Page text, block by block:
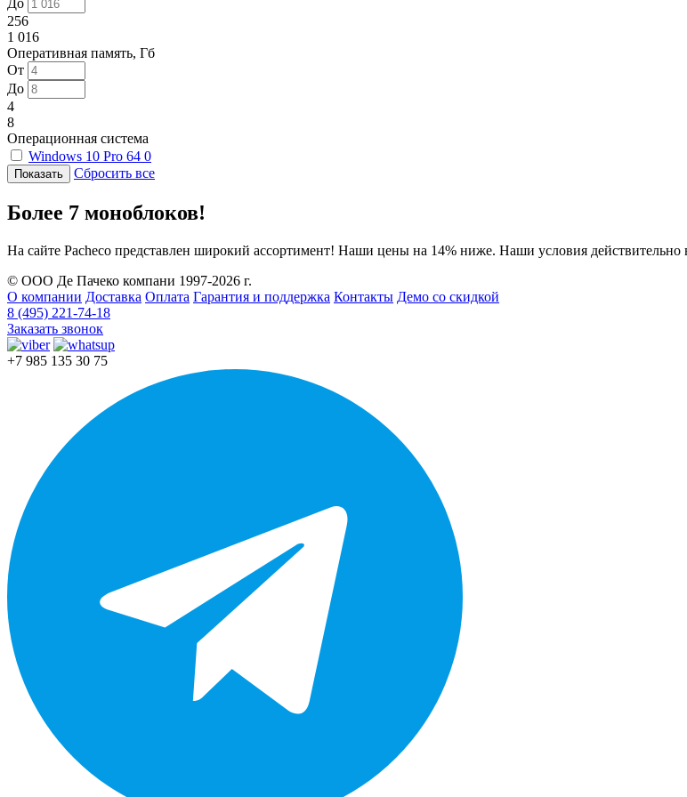
256
1 016
Оперативная память, Гб
От
До
4
8
Операционная система
Windows 10 Pro 64 0
Сбросить все
Более 7 моноблоков!
На сайте Pacheco представлен широкий ассортимент! Наши цены на 14% ниже. Наши условия действительно
© ООО Де Пачеко компани 1997-2026 г.
О компании Доставка Оплата Гарантия и поддержка Контакты Демо со скидкой
8 (495) 221-74-18
Заказать звонок
+7 985 135 30 75